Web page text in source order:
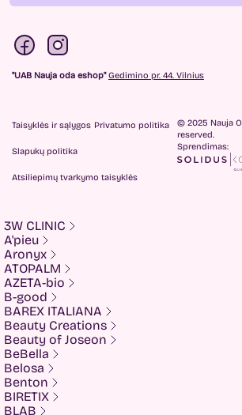
"UAB Nauja oda eshop" Gedimino pr. 44. Vilnius
Taisyklės ir sąlygos Privatumo politika
Slapukų politika
Atsiliepimų tvarkymo taisyklės
© 2025 Nauja
reserved.
Sprendimas:
3W CLINIC
A'pieu
Aronyx
ATOPALM
AZETA-bio
B-good
BAREX ITALIANA
Beauty Creations
Beauty of Joseon
BeBella
Belosa
Benton
BIRETIX
BLAB